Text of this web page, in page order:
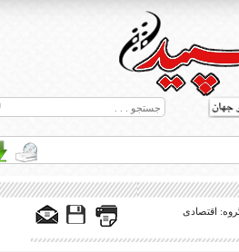
اقتصادی